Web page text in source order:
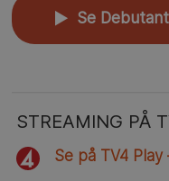
▲ Se
STREAMING PÅ
Se på TV4